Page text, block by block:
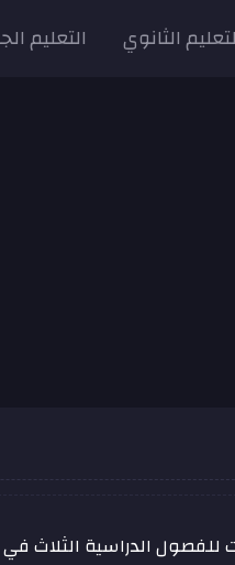
الثانوي التعليم
للفصول الدراسية الثلاث